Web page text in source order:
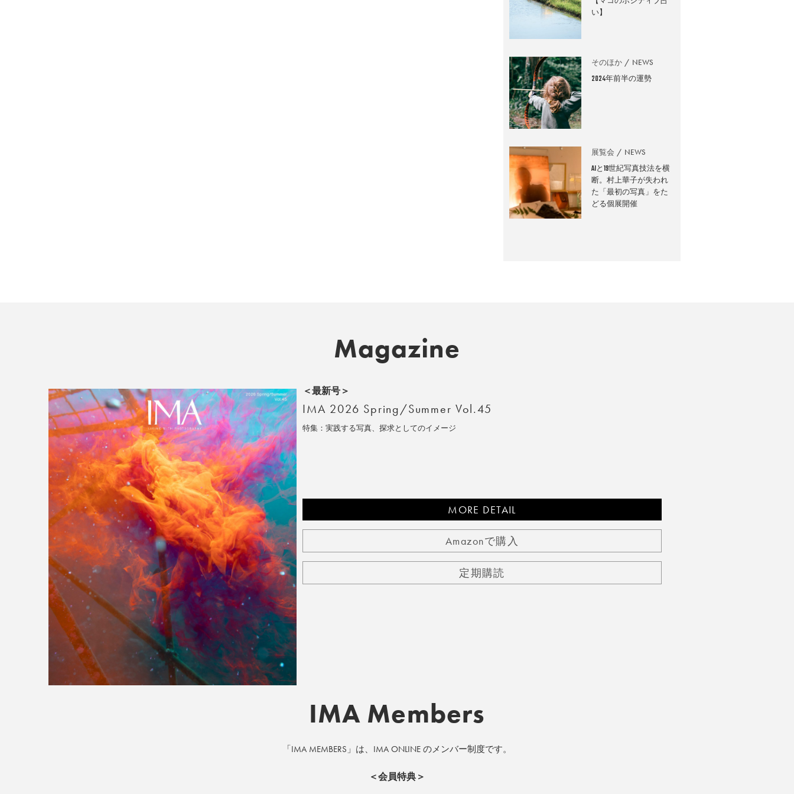
い】
そのほか NEWS
2024年前半の運勢
展覧会 NEWS
AIと19世紀写真技法を横
断。村上華子が失われ
た「最初の写真」をた
どる個展開催
Magazine
>>全国の取り扱い店舗
＜最新号＞
IMA 2026 Spring/Summer Vol.45
特集：実践する写真、探求としてのイメージ
MORE DETAIL
Amazonで購入
定期購読
IMA Members
「IMA MEMBERS」は、IMA ONLINE のメンバー制度です。
＜会員特典＞